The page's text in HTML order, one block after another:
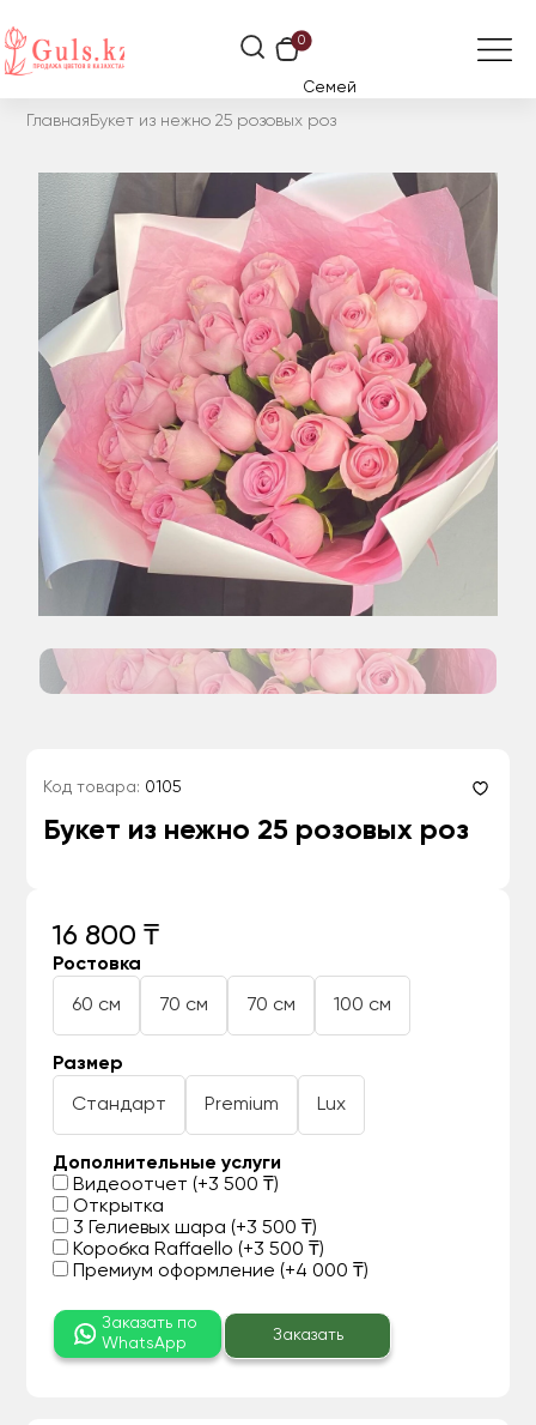
0
Семей
Главная Букет из нежно 25 розовых роз
Код товара: 0105
Букет из нежно 25 розовых роз
16 800 ₸
Ростовка
60 см 70 см 70 см 100 см
Размер
Стандарт Premium Lux
Дополнительные услуги
Видеоотчет (+3 500 ₸)
Открытка
3 Гелиевых шара (+3 500 ₸)
Коробка Raffaello (+3 500 ₸)
Премиум оформление (+4 000 ₸)
Заказать по
WhatsApp
Заказать